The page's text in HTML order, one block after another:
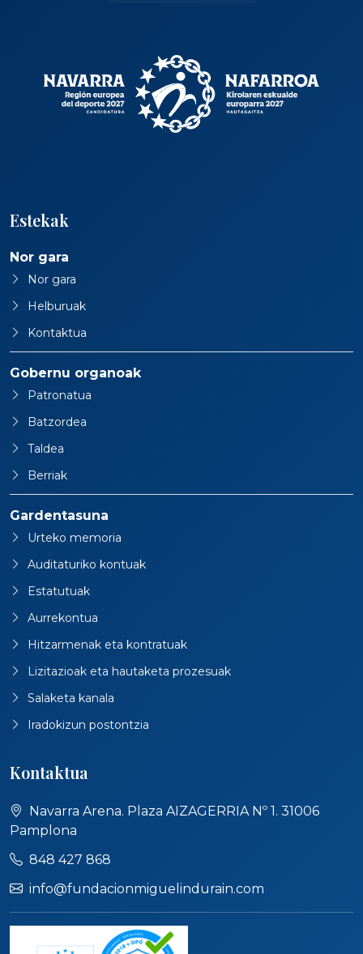
Estekak
Nor gara
Nor gara
Helburuak
Kontaktua
Gobernu organoak
Patronatua
Batzordea
Taldea
Berriak
Gardentasuna
Urteko memoria
Auditaturiko kontuak
Estatutuak
Aurrekontua
Hitzarmenak eta kontratuak
Lizitazioak eta hautaketa prozesuak
Salaketa kanala
Iradokizun postontzia
Kontaktua
Navarra Arena. Plaza AIZAGERRIA Nº 1. 31006
Pamplona
848 427 868
info@fundacionmiguelindurain.com